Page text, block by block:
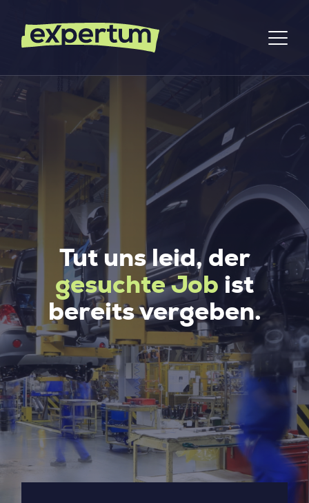
Tut uns leid, der
gesuchte Job ist
bereits vergeben.